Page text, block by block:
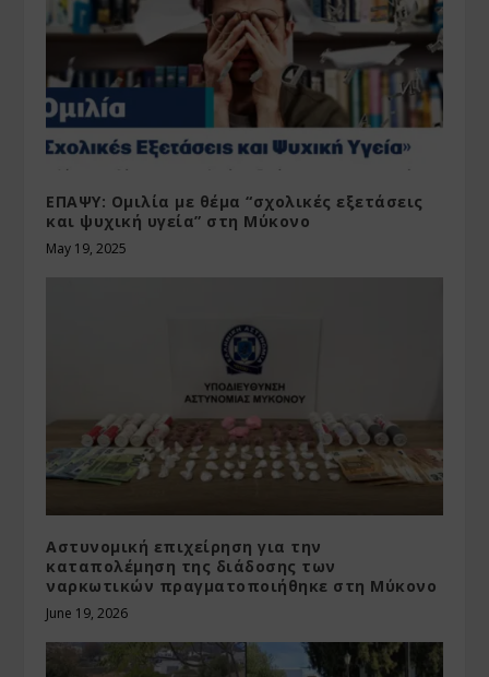
ΕΠΑΨΥ: Ομιλία με θέμα “σχολικές εξετάσεις
και ψυχική υγεία” στη Μύκονο
May 19, 2025
Αστυνομική επιχείρηση για την
καταπολέμηση της διάδοσης των
ναρκωτικών πραγματοποιήθηκε στη Μύκονο
June 19, 2026